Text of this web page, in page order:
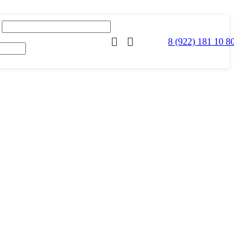
8 (922) 181 10